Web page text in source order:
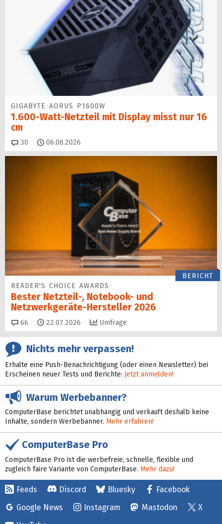
GIGABYTE AORUS P1600W
1.600-Watt-Netzteil mit Display misst nur 16
cm
30 Kommentare
06.08.2026
BERICHT
READER'S CHOICE AWARDS
Bester Netzteil-, Notebook- und
Netzwerkgeräte-Hersteller 2026
66 Kommentare
22.07.2026 Umfrage
Nichts mehr verpassen!
Erhalte eine Push-Benachrichtigung (oder einen Newsletter) bei
Erscheinen neuer Tests und Berichte: Jetzt anmelden!
Warum Werbebanner?
ComputerBase berichtet unabhängig und verkauft deshalb keine
Inhalte, sondern Werbebanner. Mehr erfahren!
ComputerBase Pro
ComputerBase Pro ist die werbefreie, schnelle, flexible und
zugleich faire Variante von ComputerBase. Mehr dazu!
Feeds Discord Bluesky
Facebook
Google News
Instagram Mastodon
X